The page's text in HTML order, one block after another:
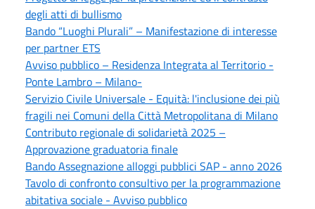
degli atti di bullismo
Bando “Luoghi Plurali” – Manifestazione di interesse
per partner ETS
Avviso pubblico – Residenza Integrata al Territorio -
Ponte Lambro – Milano-
Servizio Civile Universale - Equità: l'inclusione dei più
fragili nei Comuni della Città Metropolitana di Milano
Contributo regionale di solidarietà 2025 –
Approvazione graduatoria finale
Bando Assegnazione alloggi pubblici SAP - anno 2026
Tavolo di confronto consultivo per la programmazione
abitativa sociale - Avviso pubblico